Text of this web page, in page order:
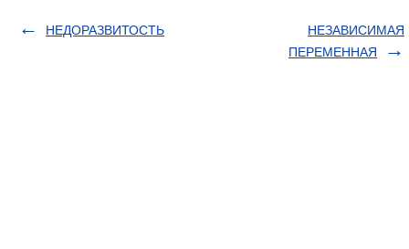
НЕДОРАЗВИТОСТЬ
НЕЗАВИСИМАЯ
ПЕРЕМЕННАЯ